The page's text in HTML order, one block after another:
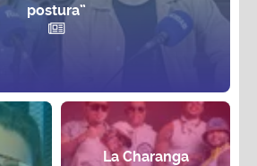
postura”
La Charanga